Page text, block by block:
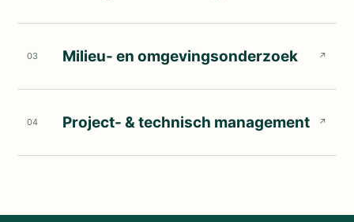
03 Milieu- en omgevingsonderzoek ↗
04 Project- & technisch management ↗